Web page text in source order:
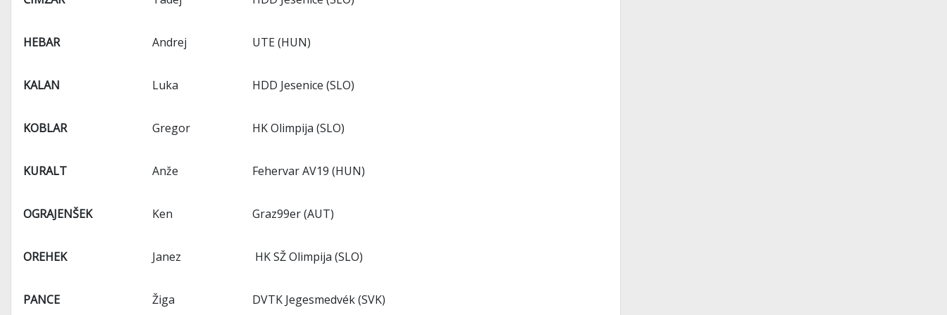
HEBAR Andrej UTE (HUN)
KALAN Luka HDD Jesenice (SLO)
KOBLAR Gregor HK Olimpija (SLO)
KURALT Anže Fehervar AV19 (HUN)
OGRAJENŠEK Ken Graz99er (AUT)
OREHEK Janez HK SŽ Olimpija (SLO)
PANCE Žiga DVTK Jegesmedvék (SVK)